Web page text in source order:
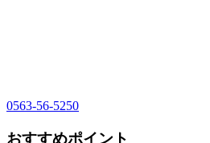
0563-56-5250
おすすめポイント